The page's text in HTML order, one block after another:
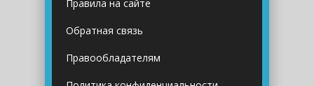
Правила на сайте
Обратная связь
Правообладателям